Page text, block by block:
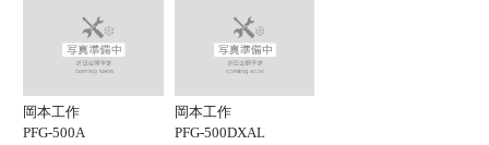
岡本工作
PFG-500A
岡本工作
PFG-500DXAL